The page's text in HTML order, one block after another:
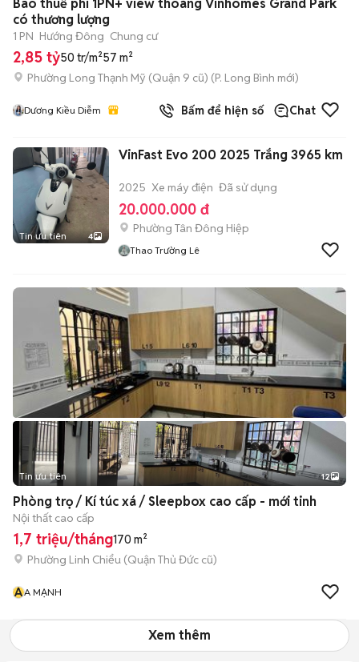
Bao thuế phí 1PN+ view thoáng Vinhomes Grand Park
có thương lượng
1 PN Hướng Đông Chung cư
2,85 tỷ50 tr/m²57 m²
Phường Long Thạnh Mỹ (Quận 9 cũ) (P. Long Bình mới)
Dương Kiều Diễm Bấm để hiện số Chat
Tin ưu tiên 4
VinFast Evo 200 2025 Trắng 3965 km
2025 Xe máy điện Đã sử dụng
20.000.000 đ
Phường Tân Đông Hiệp
Thao Trường Lê
+2
Tin ưu tiên 12
Phòng trọ / Kí túc xá / Sleepbox cao cấp - mới tinh
Nội thất cao cấp
1,7 triệu/tháng170 m²
Phường Linh Chiểu (Quận Thủ Đức cũ)
AA MẠNH
Xem thêm